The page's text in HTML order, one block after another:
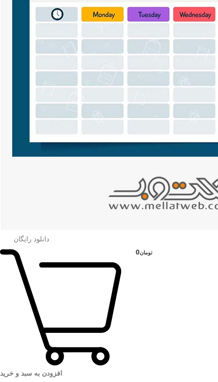
دانلود رایگان
افزودن به سبد و خرید
0تومان